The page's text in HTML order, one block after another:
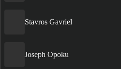
Stavros Gavriel
Joseph Opoku